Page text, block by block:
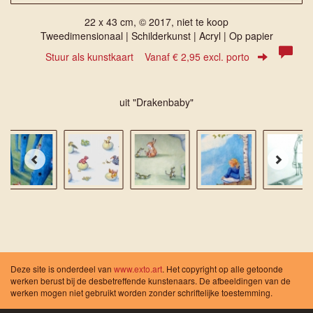
22 x 43 cm, © 2017, niet te koop
Tweedimensionaal | Schilderkunst | Acryl | Op papier
Stuur als kunstkaart Vanaf € 2,95 excl. porto
uit "Drakenbaby"
Deze site is onderdeel van www.exto.art. Het copyright op alle getoonde
werken berust bij de desbetreffende kunstenaars. De afbeeldingen van de
werken mogen niet gebruikt worden zonder schriftelijke toestemming.